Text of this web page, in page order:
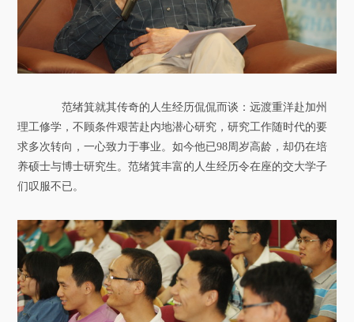
范绪箕就其传奇的人生经历侃侃而谈：远渡重洋赴加州
理工修学，不顾条件艰苦赴内地潜心研究，研究工作随时代的要
求多次转向，一心致力于事业。如今他已98周岁高龄，却仍在培
养硕士与博士研究生。范绪箕丰富的人生经历令在座的交大学子
们叹服不已。